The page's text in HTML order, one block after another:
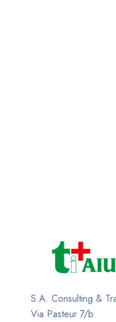
S.A. Consulting &
Via Pasteur 7/b